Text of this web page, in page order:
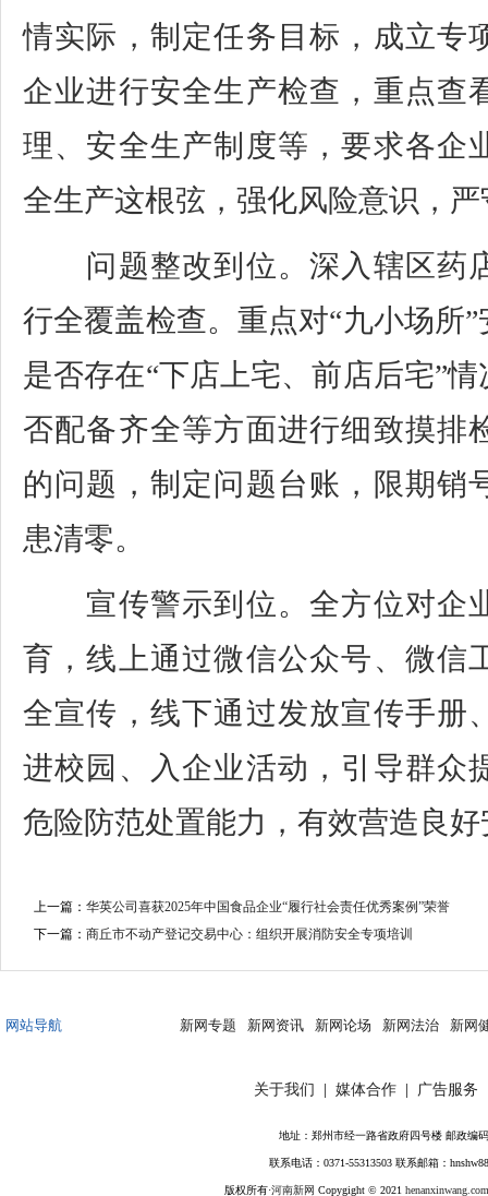
情实际，制定任务目标，成立专
企业进行安全生产检查，重点查
理、安全生产制度等，要求各企
全生产这根弦，强化风险意识，
问题整改到位。深入辖区药
行全覆盖检查。重点对“九小场所
是否存在“下店上宅、前店后宅”
否配备齐全等方面进行细致摸排
的问题，制定问题台账，限期销
患清零。
宣传警示到位。全方位对企
育，线上通过微信公众号、微信
全宣传，线下通过发放宣传手册
进校园、入企业活动，引导群众
危险防范处置能力，有效营造良
上一篇： 华英公司喜获2025年中国食品企业“履行社会责任优秀案例”荣誉
下一篇： 商丘市不动产登记交易中心：组织开展消防安全专项培训
网站导航 新网专题 新网资讯 新网论场 新网法治 新网
关于我们 媒体合作 广告服务
地址：郑州市经一路省政府四号楼 邮政编
联系电话：0371-55313503 联系邮箱：
版权所有·河南新网 Copygight © 2021